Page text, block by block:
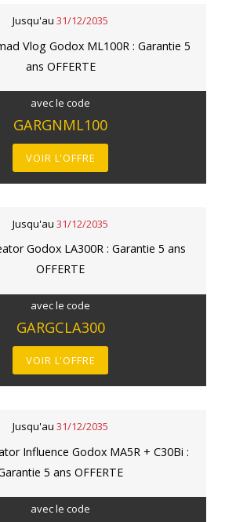
Jusqu'au 31/12/2035
Vlog Godox ML100R : Garantie 5
ans OFFERTE
avec le code
GARGNML100
VOIR L'OFFRE
Jusqu'au 31/12/2035
Godox LA300R : Garantie 5 ans
OFFERTE
avec le code
GARGCLA300
VOIR L'OFFRE
Jusqu'au 31/12/2035
Influence Godox MA5R + C30Bi :
5 ans OFFERTE
avec le code